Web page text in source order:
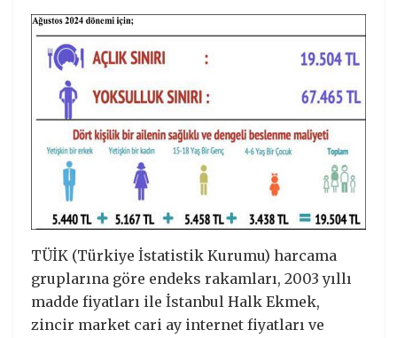
TÜİK (Türkiye İstatistik Kurumu) harcama
gruplarına göre endeks rakamları, 2003 yıllı
madde fiyatları ile İstanbul Halk Ekmek,
zincir market cari ay internet fiyatları ve